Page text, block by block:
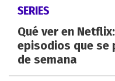
SERIES
Qué ver en
episodios que se
de semana